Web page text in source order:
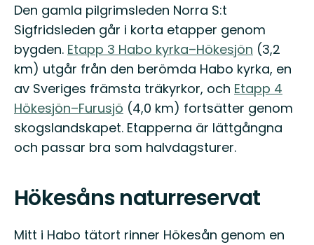
Den gamla pilgrimsleden Norra S:t
Sigfridsleden går i korta etapper genom
bygden. Etapp 3 Habo kyrka–Hökesjön (3,2
km) utgår från den berömda Habo kyrka, en
av Sveriges främsta träkyrkor, och Etapp 4
Hökesjön–Furusjö (4,0 km) fortsätter genom
skogslandskapet. Etapperna är lättgångna
och passar bra som halvdagsturer.
Hökesåns naturreservat
Mitt i Habo tätort rinner Hökesån genom en